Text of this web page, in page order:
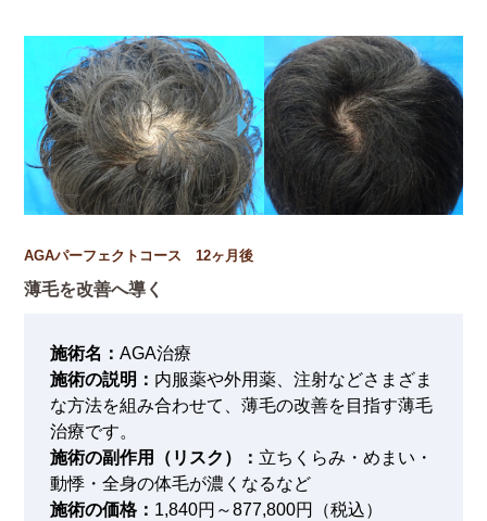
AGAパーフェクトコース 12ヶ月後
薄毛を改善へ導く
施術名：AGA治療
施術の説明： 内服薬や外用薬、注射などさまざま
な方法を組み合わせて、薄毛の改善を目指す薄毛
治療です。
施術の副作用（リスク）： 立ちくらみ・めまい・
動悸・全身の体毛が濃くなるなど
施術の価格： 1,840円～877,800円（税込）